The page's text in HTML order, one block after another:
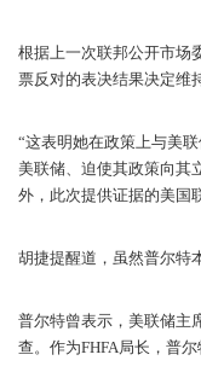
根据上一次联邦公开市场
票反对的表决结果决定维
“这表明她在政策上与美
美联储、迫使其政策向其
外，此次提供证据的美国
胡捷提醒道，虽然普尔特
普尔特曾表示，美联储主
查。作为FHFA局长，普